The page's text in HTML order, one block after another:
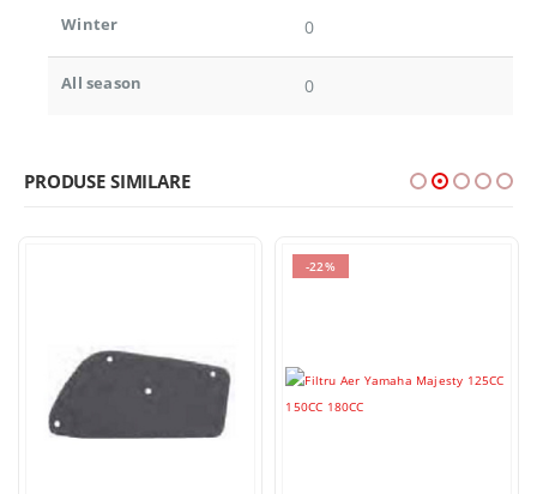
Winter 0
All season 0
PRODUSE SIMILARE
-22%